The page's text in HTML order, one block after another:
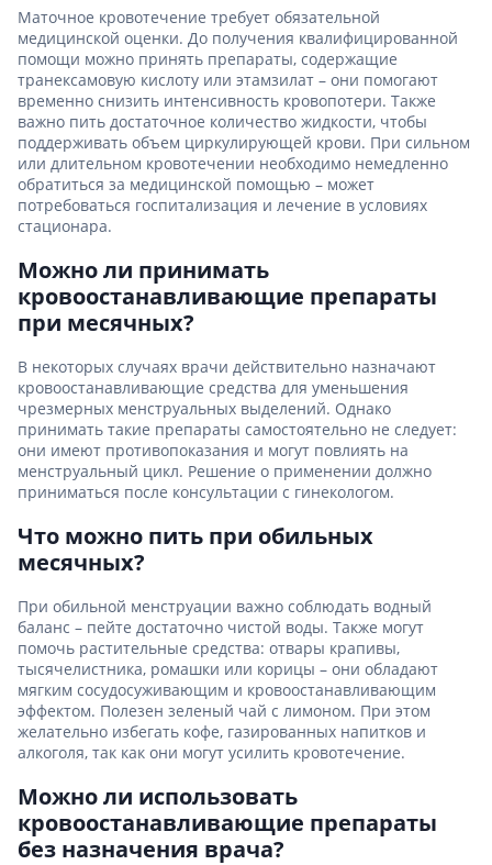
Маточное кровотечение требует обязательной
медицинской оценки. До получения квалифицированной
помощи можно принять препараты, содержащие
транексамовую кислоту или этамзилат – они помогают
временно снизить интенсивность кровопотери. Также
важно пить достаточное количество жидкости, чтобы
поддерживать объем циркулирующей крови. При сильном
или длительном кровотечении необходимо немедленно
обратиться за медицинской помощью – может
потребоваться госпитализация и лечение в условиях
стационара.
Можно ли принимать
кровоостанавливающие препараты
при месячных?
В некоторых случаях врачи действительно назначают
кровоостанавливающие средства для уменьшения
чрезмерных менструальных выделений. Однако
принимать такие препараты самостоятельно не следует:
они имеют противопоказания и могут повлиять на
менструальный цикл. Решение о применении должно
приниматься после консультации с гинекологом.
Что можно пить при обильных
месячных?
При обильной менструации важно соблюдать водный
баланс – пейте достаточно чистой воды. Также могут
помочь растительные средства: отвары крапивы,
тысячелистника, ромашки или корицы – они обладают
мягким сосудосуживающим и кровоостанавливающим
эффектом. Полезен зеленый чай с лимоном. При этом
желательно избегать кофе, газированных напитков и
алкоголя, так как они могут усилить кровотечение.
Можно ли использовать
кровоостанавливающие препараты
без назначения врача?